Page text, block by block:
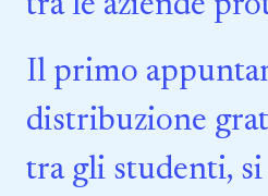
Il primo
distribuzione
tra gli studenti,